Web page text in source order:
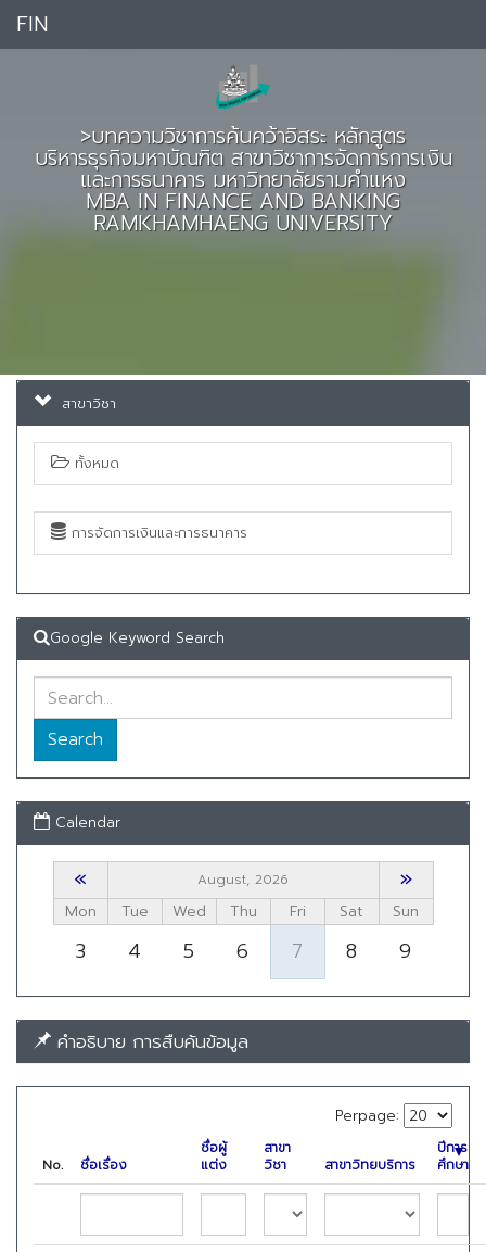
FIN
>บทความวิชาการค้นคว้าอิสระ หลักสูตร
บริหารธุรกิจมหาบัณฑิต สาขาวิชาการจัดการการเงิน
และการธนาคาร มหาวิทยาลัยรามคำแหง
MBA IN FINANCE AND BANKING
RAMKHAMHAENG UNIVERSITY
สาขาวิชา
ทั้งหมด
การจัดการเงินและการธนาคาร
Google Keyword Search
Search
Calendar
« August, 2026 »
Mon Tue Wed Thu Fri Sat Sun
3 4 5 6 7 8 9
คำอธิบาย การสืบค้นข้อมูล
Perpage:
No. ชื่อเรื่อง
ชื่อผู้
แต่ง
สาขา
วิชา
สาขาวิทยบริการ
ปีการ
ศึกษา